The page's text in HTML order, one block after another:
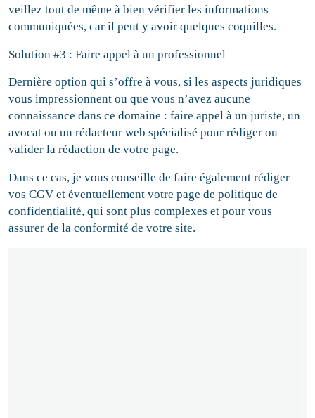
veillez tout de même à bien vérifier les informations
communiquées, car il peut y avoir quelques coquilles.
Solution #3 : Faire appel à un professionnel
Dernière option qui s’offre à vous, si les aspects juridiques
vous impressionnent ou que vous n’avez aucune
connaissance dans ce domaine : faire appel à un juriste, un
avocat ou un rédacteur web spécialisé pour rédiger ou
valider la rédaction de votre page.
Dans ce cas, je vous conseille de faire également rédiger
vos CGV et éventuellement votre page de politique de
confidentialité, qui sont plus complexes et pour vous
assurer de la conformité de votre site.